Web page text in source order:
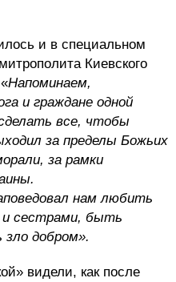
и в специальном
Киевского
Напоминаем,
и граждане одной
все, чтобы
за пределы Божьих
за рамки
нам любить
и сестрами, быть
добром».
видели, как после